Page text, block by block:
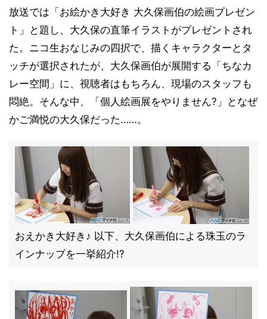
放送では「お絵かき大好き 大久保画伯の絵画プレゼン
ト」と題し、大久保の直筆イラストがプレゼントされ
た。ニコ生おなじみの四択で、描くキャラクターとタ
ッチが選択されたが、大久保画伯が展開する「ちなカ
レー空間」に、視聴者はもちろん、現場のスタッフも
悶絶。そんな中、「個人絵画展をやりません?」となぜ
かご満悦の大久保だった……。
おえかき大好き♪ 以下、大久保画伯による珠玉のラ
インナップを一挙紹介!?